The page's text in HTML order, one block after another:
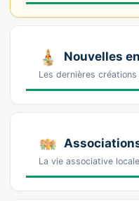
Nouvelles
Les dernières
La vie associative